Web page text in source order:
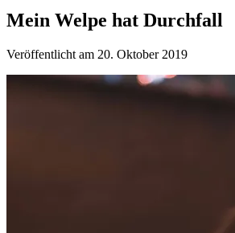
Mein Welpe hat Durchfall
Veröffentlicht am 20. Oktober 2019